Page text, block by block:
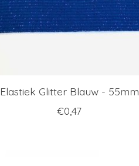
Elastiek Glitter Blauw - 55mm
€0,47